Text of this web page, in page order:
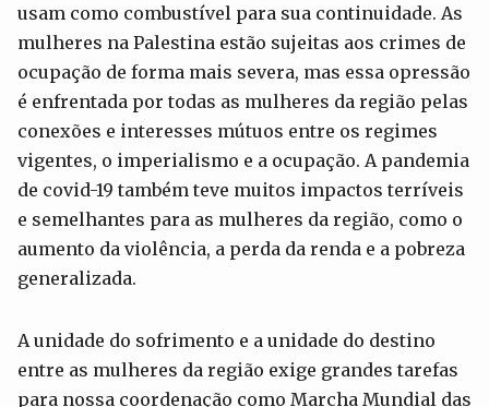
usam como combustível para sua continuidade. As
mulheres na Palestina estão sujeitas aos crimes de
ocupação de forma mais severa, mas essa opressão
é enfrentada por todas as mulheres da região pelas
conexões e interesses mútuos entre os regimes
vigentes, o imperialismo e a ocupação. A pandemia
de covid-19 também teve muitos impactos terríveis
e semelhantes para as mulheres da região, como o
aumento da violência, a perda da renda e a pobreza
generalizada.
A unidade do sofrimento e a unidade do destino
entre as mulheres da região exige grandes tarefas
para nossa coordenação como Marcha Mundial das